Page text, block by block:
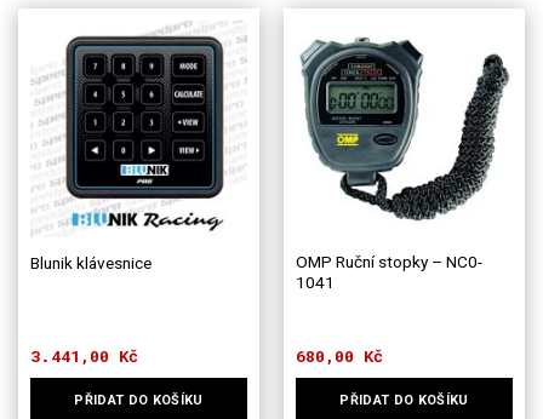
Blunik klávesnice
3.441,00 Kč
PŘIDAT DO KOŠÍKU
OMP Ruční stopky – NC0-
1041
680,00 Kč
PŘIDAT DO KOŠÍKU